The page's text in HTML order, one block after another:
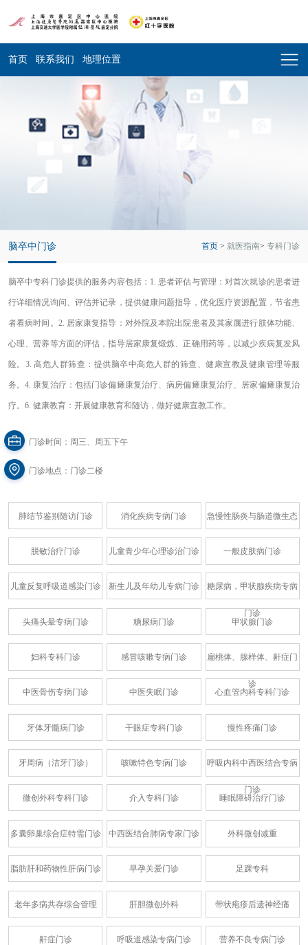
首页 联系我们 地理位置
脑卒中门诊 首页 >就医指南>专科门诊
脑卒中专科门诊提供的服务内容包括：1. 患者评估与管理：对首次就诊的患者进
行详细情况询问、评估并记录，提供健康问题指导，优化医疗资源配置，节省患
者看病时间。2. 居家康复指导：对外院及本院出院患者及其家属进行肢体功能、
心理、营养等方面的评估，指导居家康复锻炼、正确用药等，以减少疾病复发风
险。3. 高危人群筛查：提供脑卒中高危人群的筛查、健康宣教及健康管理等服
务。4. 康复治疗：包括门诊偏瘫康复治疗、病房偏瘫康复治疗、居家偏瘫康复治
疗。6. 健康教育：开展健康教育和随访，做好健康宣教工作。
门诊时间：周三、周五下午
门诊地点：门诊二楼
肺结节鉴别随访门诊 消化疾病专病门诊 急慢性肠炎与肠道微生态
脱敏治疗门诊 儿童青少年心理诊治门诊 一般皮肤病门诊
儿童反复呼吸道感染门诊 新生儿及年幼儿专病门诊 糖尿病，甲状腺疾病专病
门诊
头痛头晕专病门诊
糖尿病门诊 甲状腺门诊
妇科专科门诊 感冒咳嗽专病门诊 扁桃体、腺样体、鼾症门
诊
中医骨伤专病门诊
中医失眠门诊 心血管内科专科门诊
牙体牙髓病门诊 干眼症专科门诊 慢性疼痛门诊
牙周病（洁牙门诊） 咳嗽特色专病门诊 呼吸内科中西医结合专病
门诊
微创外科专科门诊
介入专科门诊 睡眠障碍治疗门诊
多囊卵巢综合症特需门诊 中西医结合肺病专家门诊 外科微创减重
脂肪肝和药物性肝病门诊 早孕关爱门诊 足踝专科
老年多病共存综合管理 肝胆微创外科 带状疱疹后遗神经痛
鼾症门诊 呼吸道感染专病门诊 营养不良专病门诊